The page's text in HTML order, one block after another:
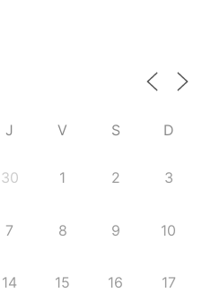
J V S D
30 1 2 3
7 8 9 10
14 15 16 17